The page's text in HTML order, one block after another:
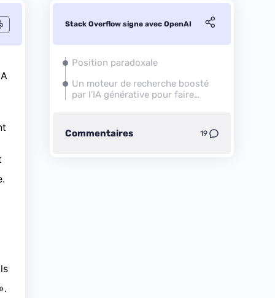
Stack Overflow signe avec OpenAI
Position paradoxale
Un moteur de recherche boosté
par l’IA générative pour faire
Commentaires 19